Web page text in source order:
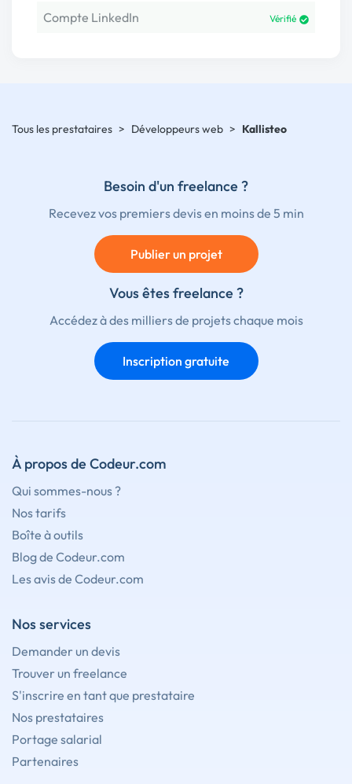
Compte LinkedIn Vérifié
Tous les prestataires > Développeurs web > Kallisteo
Besoin d'un freelance ?
Recevez vos premiers devis en moins de 5 min
Publier un projet
Vous êtes freelance ?
Accédez à des milliers de projets chaque mois
Inscription gratuite
À propos de Codeur.com
Qui sommes-nous ?
Nos tarifs
Boîte à outils
Blog de Codeur.com
Les avis de Codeur.com
Nos services
Demander un devis
Trouver un freelance
S'inscrire en tant que prestataire
Nos prestataires
Portage salarial
Partenaires